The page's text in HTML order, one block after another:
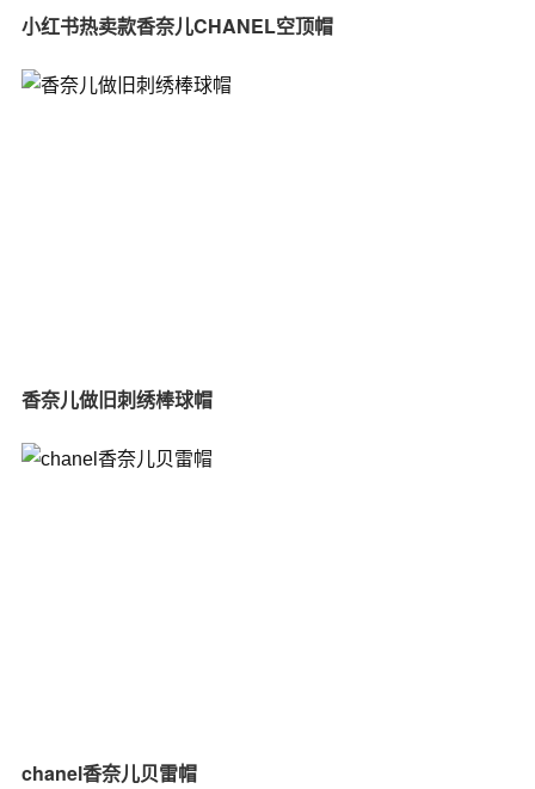
小红书热卖款香奈儿CHANEL空顶帽
香奈儿做旧刺绣棒球帽
chanel香奈儿贝雷帽